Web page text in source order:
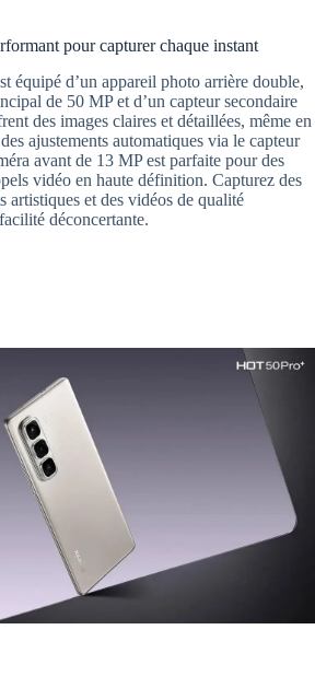
pour capturer chaque instant
équipé d’un appareil photo arrière double,
de 50 MP et d’un capteur secondaire
des images claires et détaillées, même en
ajustements automatiques via le capteur
avant de 13 MP est parfaite pour des
vidéo en haute définition. Capturez des
artistiques et des vidéos de qualité
déconcertante.